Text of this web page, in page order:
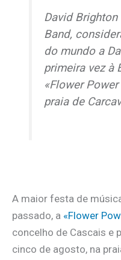
David Brighton
Band,
do mundo a
primeira vez à
«Flower
praia de
A maior festa de
passado, a «Flower
concelho de Cascais e
cinco de agosto, na